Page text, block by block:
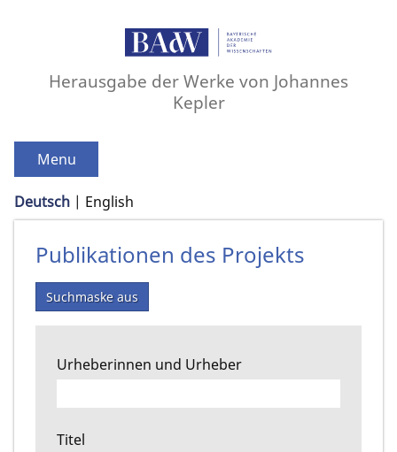
Herausgabe der Werke von Johannes
Kepler
Menu
Deutsch English
Publikationen des Projekts
Suchmaske aus
Urheberinnen und Urheber
Titel